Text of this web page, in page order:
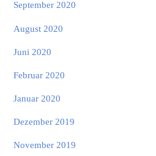
September 2020
August 2020
Juni 2020
Februar 2020
Januar 2020
Dezember 2019
November 2019